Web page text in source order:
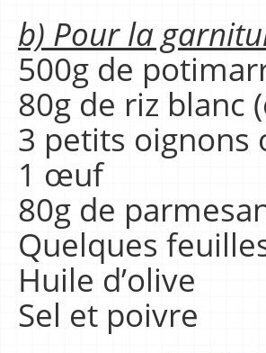
b) Pour la
500g de
80g de riz blanc
3 petits oignons
1 œuf
80g de
Quelques
Huile d’olive
Sel et poivre